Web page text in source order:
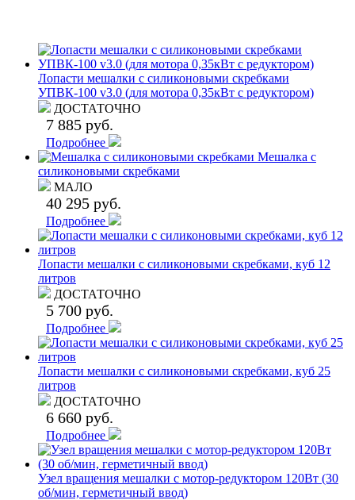
Лопасти мешалки с силиконовыми скребками
УПВК-100 v3.0 (для мотора 0,35кВт с редуктором)
ДОСТАТОЧНО
7 885 руб.
Подробнее
Мешалка с
силиконовыми скребками
МАЛО
40 295 руб.
Подробнее
Лопасти мешалки с силиконовыми скребками, куб 12
литров
ДОСТАТОЧНО
5 700 руб.
Подробнее
Лопасти мешалки с силиконовыми скребками, куб 25
литров
ДОСТАТОЧНО
6 660 руб.
Подробнее
Узел вращения мешалки с мотор-редуктором 120Вт (30
об/мин, герметичный ввод)